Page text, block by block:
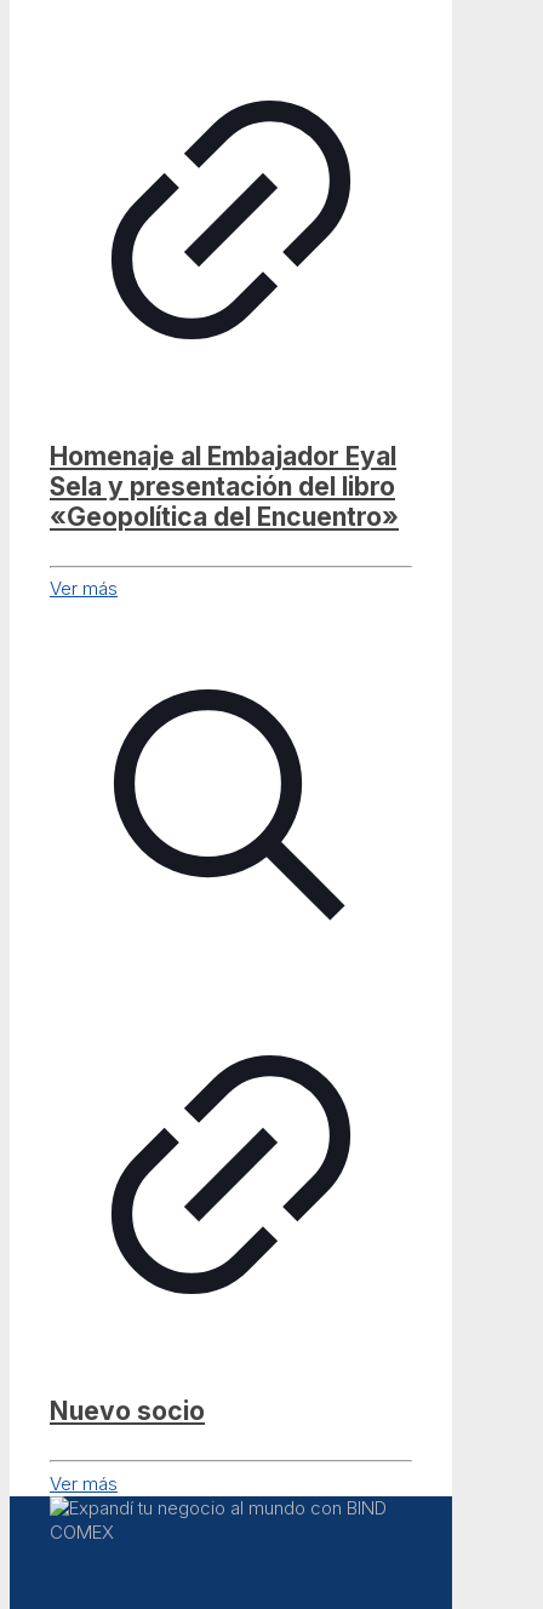
Homenaje al Embajador Eyal
Sela y presentación del libro
«Geopolítica del Encuentro»
Ver más
Nuevo socio
Ver más